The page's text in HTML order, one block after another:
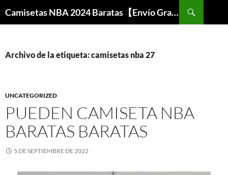
Camisetas NBA 2024 Baratas【Envío Gratis】
Archivo de la etiqueta: camisetas nba 27
UNCATEGORIZED
PUEDEN CAMISETA NBA
BARATAS BARATAS
5 DE SEPTIEMBRE DE 2022